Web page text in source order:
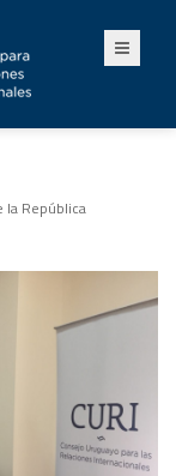
la República